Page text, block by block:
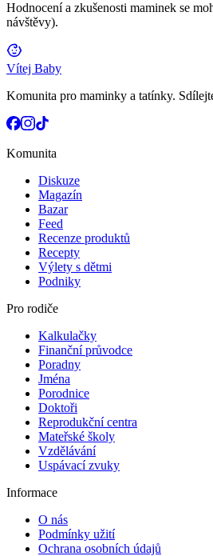
Hodnocení a zkušenosti maminek se
návštěvy).
Vítej Baby
Komunita pro maminky a tatínky.
Komunita
Diskuze
Magazín
Bazar
Feed
Recenze produktů
Recepty
Výlety s dětmi
Podniky
Pro rodiče
Kalkulačky
Finanční průvodce
Poradny
Jména
Porodnice
Doktoři
Reprodukční centra
Mateřské školy
Vzdělávání
Uspávací zvuky
Informace
O nás
Podmínky užití
Ochrana osobních údajů